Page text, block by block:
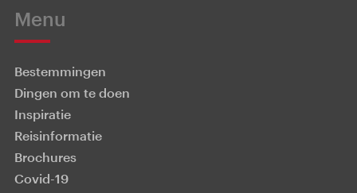
Menu
Bestemmingen
Dingen om te doen
Inspiratie
Reisinformatie
Brochures
Covid-19